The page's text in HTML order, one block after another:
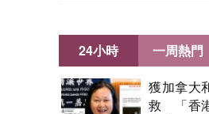
24小時
獲加拿大
救 「香
一周熱門